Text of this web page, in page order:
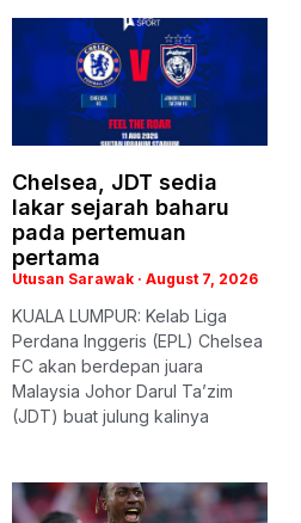
Chelsea, JDT sedia
lakar sejarah baharu
pada pertemuan
pertama
Utusan Sarawak August 7, 2026
KUALA LUMPUR: Kelab Liga
Perdana Inggeris (EPL) Chelsea
FC akan berdepan juara
Malaysia Johor Darul Ta’zim
(JDT) buat julung kalinya